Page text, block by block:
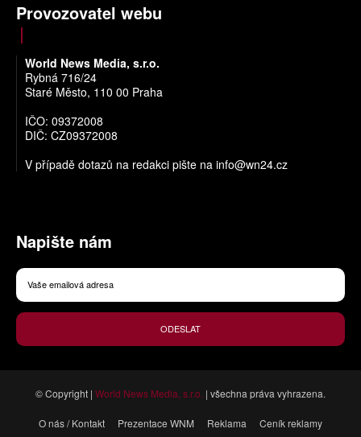
Provozovatel webu
World News Media, s.r.o.
Rybná 716/24
Staré Město, 110 00 Praha
IČO: 09372008
DIČ: CZ09372008
V případě dotazů na redakci pište na info@wn24.cz
Napište nám
ODESLAT
© Copyright | World News Media, s.r.o. | všechna práva vyhrazena.
O nás / Kontakt Prezentace WNM Reklama
Ceník reklamy